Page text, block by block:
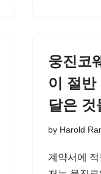
웅진코
이 절반
달은 것
by Harold
계약서에